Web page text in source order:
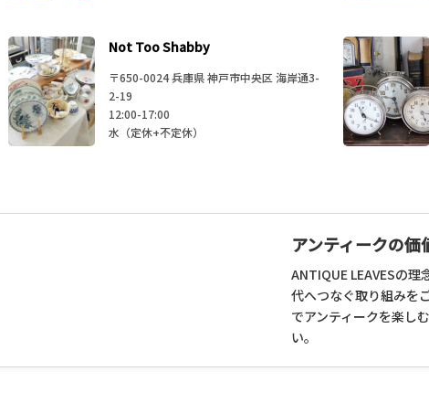
Not Too Shabby
〒650-0024 兵庫県 神戸市中央区 海岸通3-
2-19
12:00-17:00
水（定休+不定休）
アンティークの
ANTIQUE LEAVESの
代へつなぐ取り組みを
でアンティークを楽し
い。